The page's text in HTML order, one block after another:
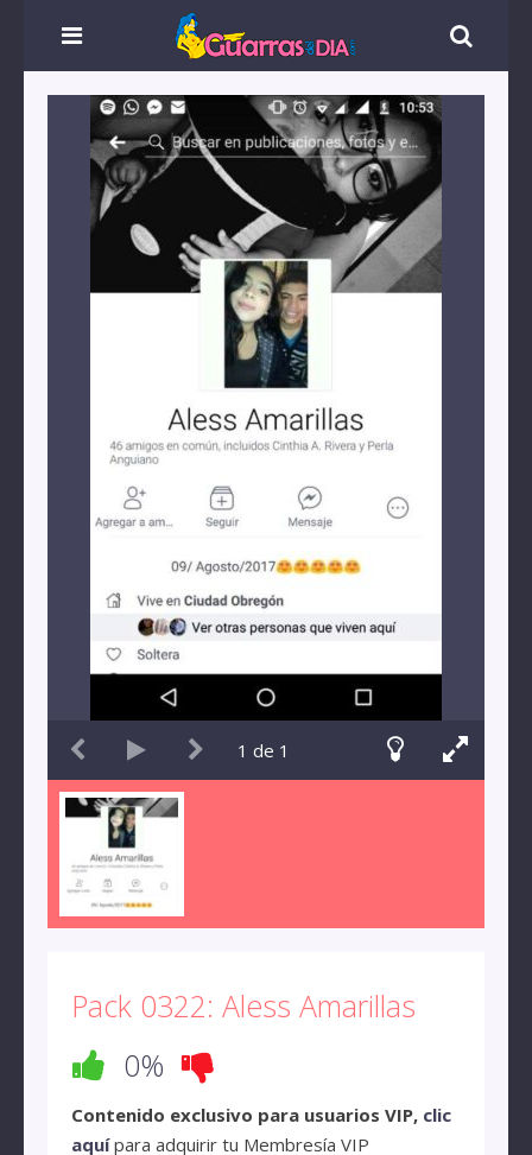
1 de 1
Pack 0322: Aless Amarillas
0%
Contenido exclusivo para usuarios VIP, clic
aquípara adquirir tu Membresía VIP